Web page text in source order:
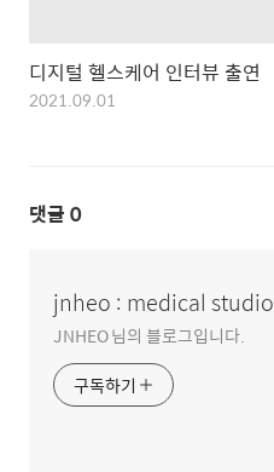
디지털 헬스케어 인터뷰 출연
2021.09.01
댓글 0
jnheo : medical studio
JNHEO 님의 블로그입니다.
구독하기